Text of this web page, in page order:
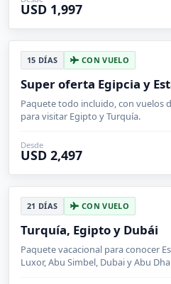
USD 1,997
15 DÍAS CON VUELO
Super oferta Egipcia y
Paquete todo incluido, con vuelos
para visitar Egipto y Turquía.
Desde
USD 2,497
21 DÍAS CON VUELO
Turquía, Egipto y Dubái
Paquete vacacional para conocer
Luxor, Abu Simbel, Dubai y Abu